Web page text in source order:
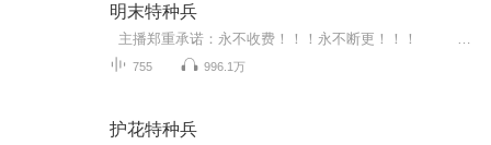
明末特种兵
755 996.1万
护花特种兵